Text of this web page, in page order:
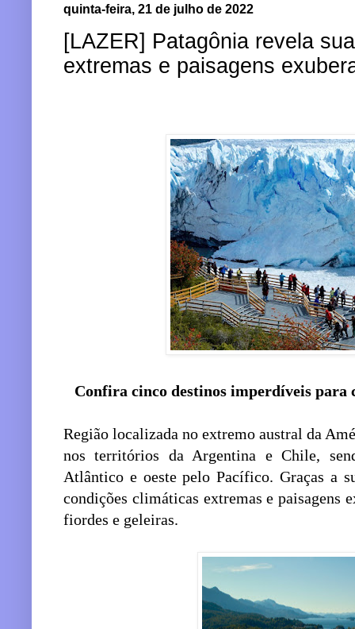
quinta-feira, 21 de julho de 2022
[LAZER] Patagônia revela
extremas e paisagens
Confira cinco destinos imperdíveis para
Região localizada no extremo austral da
nos territórios da Argentina e Chile,
Atlântico e oeste pelo Pacífico. Graças a
condições climáticas extremas e paisagens
fiordes e geleiras.